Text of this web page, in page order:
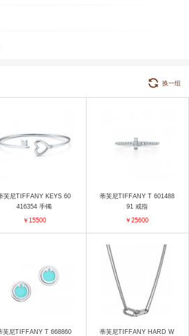
换一组
芙尼TIFFANY KEYS 60
416354 手镯
￥15500
蒂芙尼TIFFANY T 601488
91 戒指
￥25600
芙尼TIFFANY T 668860 蒂芙尼TIFFANY HARD W